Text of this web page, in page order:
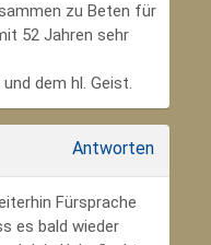
zu Beten für
52 Jahren sehr
dem hl. Geist.
Antworten
Fürsprache
es bald wieder